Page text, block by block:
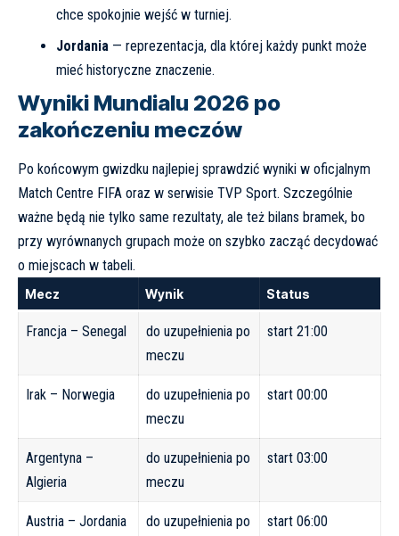
chce spokojnie wejść w turniej.
Jordania— reprezentacja, dla której każdy punkt może
mieć historyczne znaczenie.
Wyniki Mundialu 2026 po
zakończeniu meczów
Po końcowym gwizdku najlepiej sprawdzić wyniki w oficjalnym
Match Centre FIFA oraz w serwisie TVP Sport. Szczególnie
ważne będą nie tylko same rezultaty, ale też bilans bramek, bo
przy wyrównanych grupach może on szybko zacząć decydować
o miejscach w tabeli.
Mecz Wynik Status
Francja – Senegal
do uzupełnienia po
meczu
start 21:00
Irak – Norwegia
do uzupełnienia po
meczu
start 00:00
Argentyna –
Algieria
do uzupełnienia po
meczu
start 03:00
Austria – Jordania do uzupełnienia po start 06:00